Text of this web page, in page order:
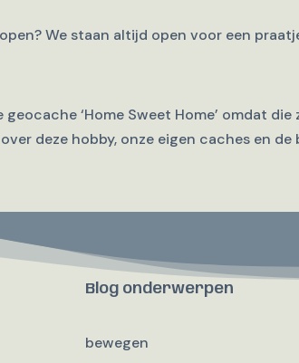
We staan altijd open voor een
‘Home Sweet Home’ omdat
deze hobby, onze eigen caches en
Blog onderwerpen
bewegen